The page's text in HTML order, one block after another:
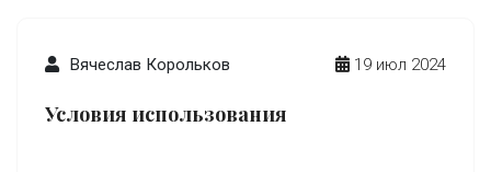
Вячеслав Корольков 19 июл 2024
Условия использования